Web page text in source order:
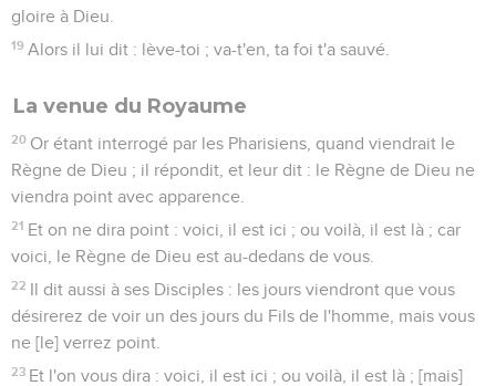
gloire à Dieu.
19 Alors il lui dit : lève-toi ; va-t'en, ta foi t'a sauvé.
La venue du Royaume
20 Or étant interrogé par les Pharisiens, quand viendrait le
Règne de Dieu ; il répondit, et leur dit : le Règne de Dieu ne
viendra point avec apparence.
21 Et on ne dira point : voici, il est ici ; ou voilà, il est là ; car
voici, le Règne de Dieu est au-dedans de vous.
22 Il dit aussi à ses Disciples : les jours viendront que vous
désirerez de voir un des jours du Fils de l'homme, mais vous
ne [le] verrez point.
23 Et l'on vous dira : voici, il est ici ; ou voilà, il est là ; [mais]